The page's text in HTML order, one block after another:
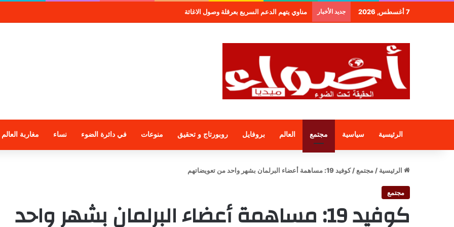
7 أغسطس, 2026 جديد الأخبار مناوي يتهم الدعم السريع بعرقلة وصول الاغاثة
الرئيسية سياسية مجتمع العالم بروفايل روبورتاج و تحقيق منوعات في دائرة الضوء نساء مغاربة العالم
الرئيسية / مجتمع / كوفيد 19: مساهمة أعضاء البرلمان بشهر واحد من تعويضاتهم
مجتمع
كوفيد 19: مساهمة أعضاء البرلمان بشهر واحد